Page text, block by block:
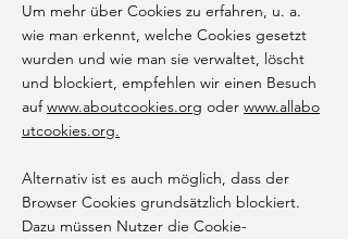
Um mehr über Cookies zu erfahren, u. a.
wie man erkennt, welche Cookies gesetzt
wurden und wie man sie verwaltet, löscht
und blockiert, empfehlen wir einen Besuch
aufwww.aboutcookies.org oder www.allabo
utcookies.org.
Alternativ ist es auch möglich, dass der
Browser Cookies grundsätzlich blockiert.
Dazu müssen Nutzer die Cookie-